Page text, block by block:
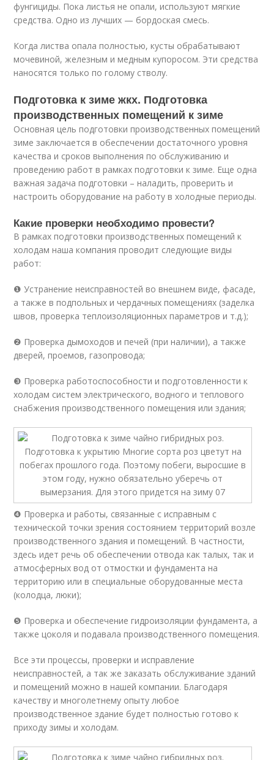
фунгициды. Пока листья не опали, используют мягкие
средства. Одно из лучших — бордоская смесь.
Когда листва опала полностью, кусты обрабатывают
мочевиной, железным и медным купоросом. Эти средства
наносятся только по голому стволу.
Подготовка к зиме жкх. Подготовка
производственных помещений к зиме
Основная цель подготовки производственных помещений
зиме заключается в обеспечении достаточного уровня
качества и сроков выполнения по обслуживанию и
проведению работ в рамках подготовки к зиме. Еще одна
важная задача подготовки – наладить, проверить и
настроить оборудование на работу в холодные периоды.
Какие проверки необходимо провести?
В рамках подготовки производственных помещений к
холодам наша компания проводит следующие виды
работ:
❶ Устранение неисправностей во внешнем виде, фасаде,
а также в подпольных и чердачных помещениях (заделка
швов, проверка теплоизоляционных параметров и т.д.);
❷ Проверка дымоходов и печей (при наличии), а также
дверей, проемов, газопровода;
❸ Проверка работоспособности и подготовленности к
холодам систем электрического, водного и теплового
снабжения производственного помещения или здания;
❹ Проверка и работы, связанные с исправным с
технической точки зрения состоянием территорий возле
производственного здания и помещений. В частности,
здесь идет речь об обеспечении отвода как талых, так и
атмосферных вод от отмостки и фундамента на
территорию или в специальные оборудованные места
(колодца, люки);
❺ Проверка и обеспечение гидроизоляции фундамента, а
также цоколя и подавала производственного помещения.
Все эти процессы, проверки и исправление
неисправностей, а так же заказать обслуживание зданий
и помещений можно в нашей компании. Благодаря
качеству и многолетнему опыту любое
производственное здание будет полностью готово к
приходу зимы и холодам.